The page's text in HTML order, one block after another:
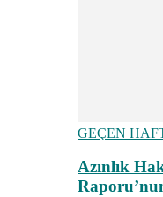
GEÇEN
Azınlık